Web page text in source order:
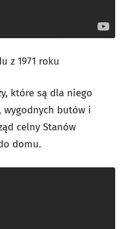
z 1971 roku
które są dla niego
wygodnych butów i
celny Stanów
domu.